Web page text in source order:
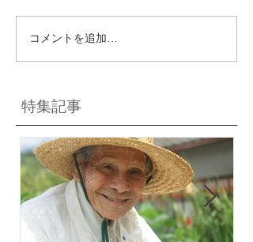
特集記事
コメントを追加…